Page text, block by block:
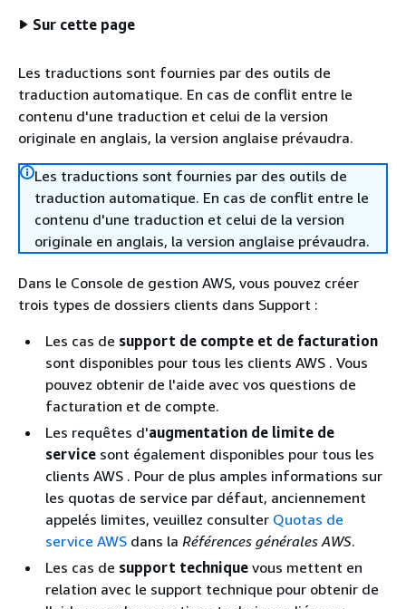
Sur cette page
Les traductions sont fournies par des outils de
traduction automatique. En cas de conflit entre le
contenu d'une traduction et celui de la version
originale en anglais, la version anglaise prévaudra.
Les traductions sont fournies par des outils de
traduction automatique. En cas de conflit entre le
contenu d'une traduction et celui de la version
originale en anglais, la version anglaise prévaudra.
Dans le Console de gestion AWS, vous pouvez créer
trois types de dossiers clients dans Support :
Les cas de support de compte et de facturation
sont disponibles pour tous les clients AWS . Vous
pouvez obtenir de l'aide avec vos questions de
facturation et de compte.
Les requêtes d'augmentation de limite de
service sont également disponibles pour tous les
clients AWS . Pour de plus amples informations sur
les quotas de service par défaut, anciennement
appelés limites, veuillez consulter Quotas de
service AWS dans la Références générales AWS.
Les cas de support technique vous mettent en
relation avec le support technique pour obtenir de